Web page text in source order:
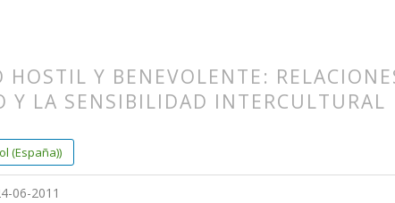
HOSTIL Y BENEVOLENTE:
Y LA SENSIBILIDAD INTERCULTURAL
(España))
06-2011